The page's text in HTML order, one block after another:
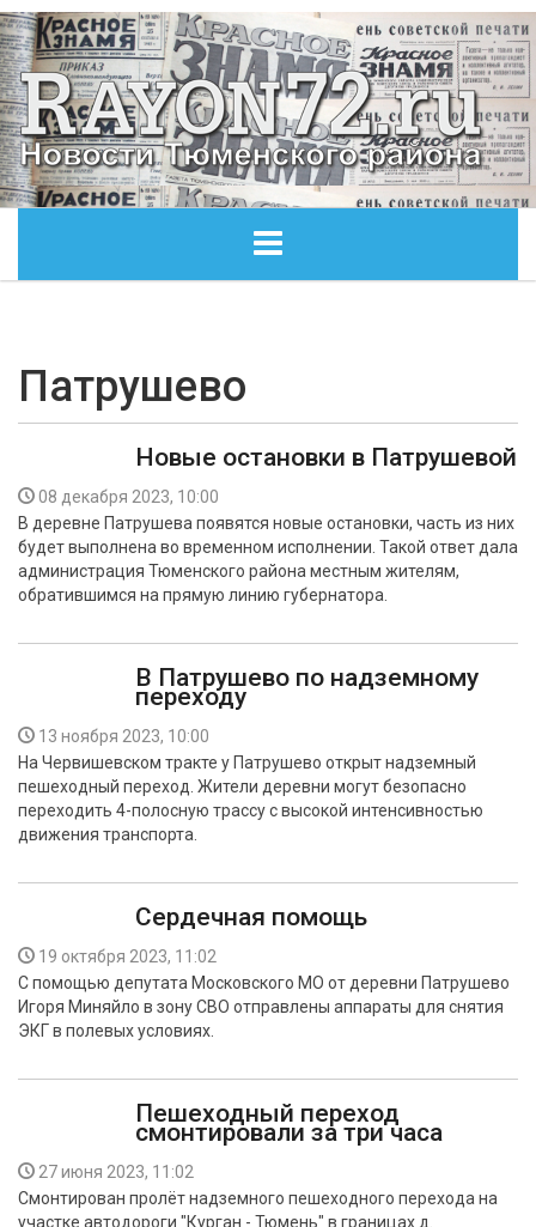
ОБЩЕСТВО
ЭКОНОМИКА
КУЛЬТУРА
БЕЗОПАСНОСТЬ
СПОРТ
Патрушево
Новые остановки в Патрушевой
08 декабря 2023, 10:00
В деревне Патрушева появятся новые остановки, часть из них
будет выполнена во временном исполнении. Такой ответ дала
администрация Тюменского района местным жителям,
обратившимся на прямую линию губернатора.
В Патрушево по надземному
переходу
13 ноября 2023, 10:00
На Червишевском тракте у Патрушево открыт надземный
пешеходный переход. Жители деревни могут безопасно
переходить 4-полосную трассу с высокой интенсивностью
движения транспорта.
Сердечная помощь
19 октября 2023, 11:02
С помощью депутата Московского МО от деревни Патрушево
Игоря Миняйло в зону СВО отправлены аппараты для снятия
ЭКГ в полевых условиях.
Пешеходный переход
смонтировали за три часа
27 июня 2023, 11:02
Смонтирован пролёт надземного пешеходного перехода на
участке автодороги "Курган - Тюмень" в границах д.